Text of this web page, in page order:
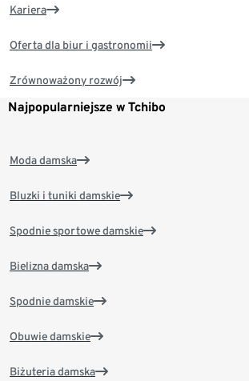
Kariera
Oferta dla biur i gastronomii
Zrównoważony rozwój
Najpopularniejsze w Tchibo
Moda damska
Bluzki i tuniki damskie
Spodnie sportowe damskie
Bielizna damska
Spodnie damskie
Obuwie damskie
Biżuteria damska